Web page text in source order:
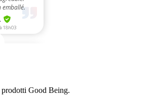
Good Being.